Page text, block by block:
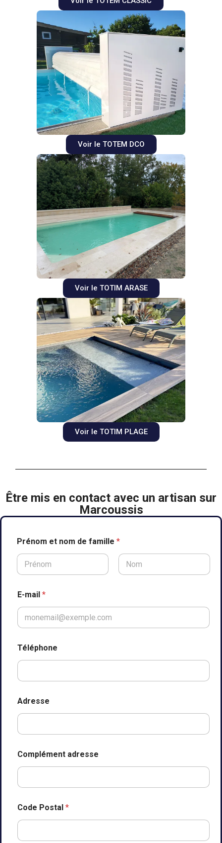
Voir le TOTEM DCO
Voir le TOTIM ARASE
Voir le TOTIM PLAGE
Être mis en contact avec un artisan sur
Marcoussis
Prénom et nom de famille *
E-mail *
Téléphone
Adresse
Complément adresse
Code Postal *